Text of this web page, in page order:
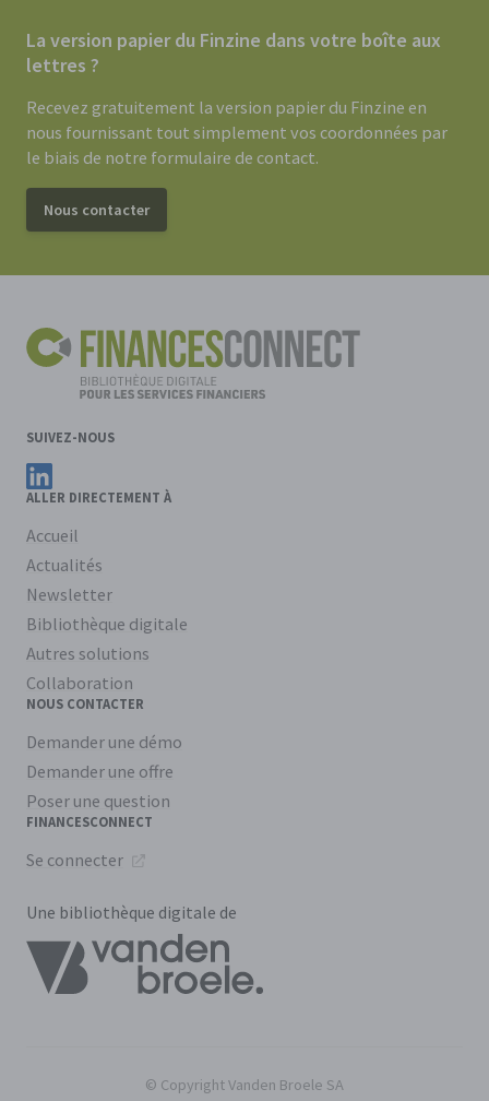
La version papier du Finzine dans votre boîte aux
lettres ?
Recevez gratuitement la version papier du Finzine en
nous fournissant tout simplement vos coordonnées par
le biais de notre formulaire de contact.
Nous contacter
SUIVEZ-NOUS
Suivez FinancesConnect sur LinkedIn
ALLER DIRECTEMENT À
Accueil
Actualités
Newsletter
Bibliothèque digitale
Autres solutions
Collaboration
NOUS CONTACTER
Demander une démo
Demander une offre
Poser une question
FINANCESCONNECT
Se connecter
Une bibliothèque digitale de
© Copyright Vanden Broele SA